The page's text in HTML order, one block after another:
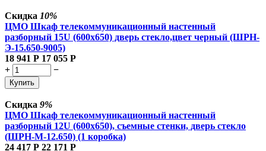
Скидка 10%
ЦМО Шкаф телекоммуникационный настенный
разборный 15U (600х650) дверь стекло,цвет черный (ШРН-
Э-15.650-9005)
18 941 Р 17 055 Р
+
−
Купить
Скидка 9%
ЦМО Шкаф телекоммуникационный настенный
разборный 12U (600х650), съемные стенки, дверь стекло
(ШРН-М-12.650) (1 коробка)
24 417 Р 22 171 Р